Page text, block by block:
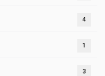
4
1
3